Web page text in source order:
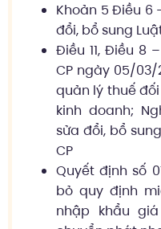
Khoản 5 Điều 6
đổi, bổ sung
Điều 11, Điều 8
CP ngày 05/
quản lý thuế
kinh doanh;
sửa đổi, bổ
CP
Quyết định số
bỏ quy định
nhập khẩu